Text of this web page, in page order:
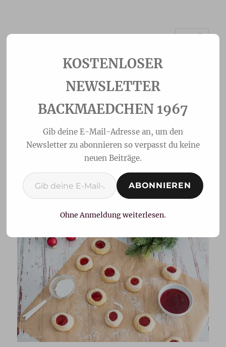
Engelsaugen
NEWSLETTER
BACKMAEDCHEN 1967
Gib deine E-Mail-Adresse an, um den
Newsletter zu abonnieren so verpasst du keine
neuen Beiträge.
Gib deine E-Mail-Adresse ein ...
ABONNIEREN
Ohne Anmeldung weiterlesen.